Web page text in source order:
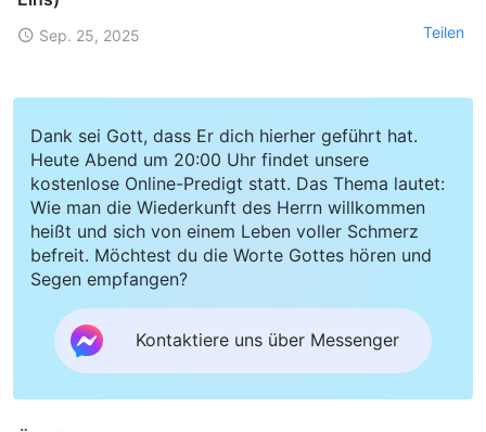
Sep. 25, 2025 Teilen
Dank sei Gott, dass Er dich hierher geführt hat.
Heute Abend um 20:00 Uhr findet unsere
kostenlose Online-Predigt statt. Das Thema lautet:
Wie man die Wiederkunft des Herrn willkommen
heißt und sich von einem Leben voller Schmerz
befreit. Möchtest du die Worte Gottes hören und
Segen empfangen?
Kontaktiere uns über Messenger